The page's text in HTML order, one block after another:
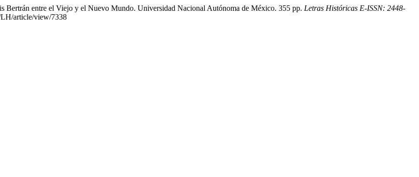
Bertrán entre el Viejo y el Nuevo Mundo. Universidad Nacional Autónoma de México. 355 pp. Letras Históricas E-ISSN: 2448-
LH/article/view/7338